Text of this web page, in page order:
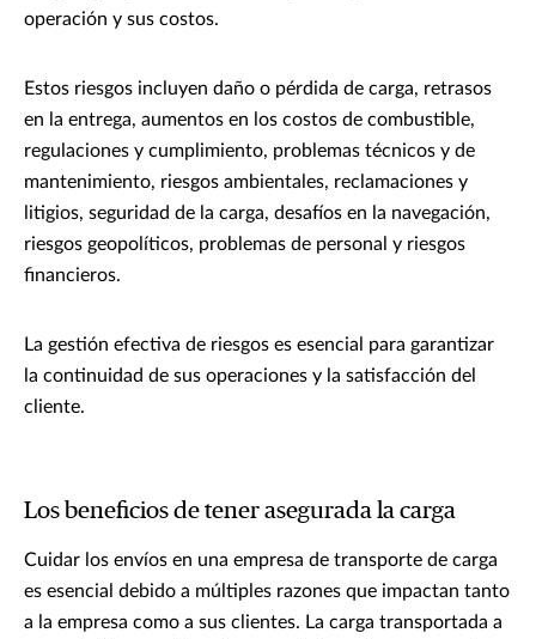
operación y sus costos.
Estos riesgos incluyen daño o pérdida de carga, retrasos
en la entrega, aumentos en los costos de combustible,
regulaciones y cumplimiento, problemas técnicos y de
mantenimiento, riesgos ambientales, reclamaciones y
litigios, seguridad de la carga, desafíos en la navegación,
riesgos geopolíticos, problemas de personal y riesgos
financieros.
La gestión efectiva de riesgos es esencial para garantizar
la continuidad de sus operaciones y la satisfacción del
cliente.
Los beneficios de tener asegurada la carga
Cuidar los envíos en una empresa de transporte de carga
es esencial debido a múltiples razones que impactan tanto
a la empresa como a sus clientes. La carga transportada a